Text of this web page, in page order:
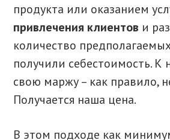
продукта или оказанием
привлечения клиентов и
количество
получили себестоимость. К
свою маржу – как правило,
Получается наша цена.
В этом подходе как